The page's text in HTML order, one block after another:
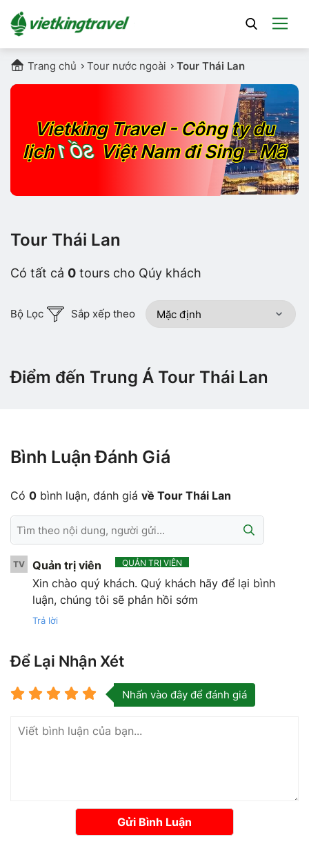
Trang chủ Tour nước ngoài Tour Thái Lan
Vietking Travel - Công ty du
lịchSỐ 1 Việt Nam đi Sing - Mã
Tour Thái Lan
Có tất cả 0 tours cho Qúy khách
Bộ Lọc Sắp xếp theo
Điểm đến Trung Á Tour Thái Lan
Bình Luận Đánh Giá
Có 0 bình luận, đánh giá về Tour Thái Lan
TV Quản trị viên QUẢN TRỊ VIÊN
Xin chào quý khách. Quý khách hãy để lại bình
luận, chúng tôi sẽ phản hồi sớm
Trả lời
Để Lại Nhận Xét
Nhấn vào đây để đánh giá
Gửi Bình Luận